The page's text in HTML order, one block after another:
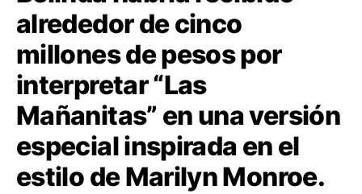
alrededor de cinco
millones de pesos por
interpretar “Las
Mañanitas” en una versión
especial inspirada en el
estilo de Marilyn Monroe.